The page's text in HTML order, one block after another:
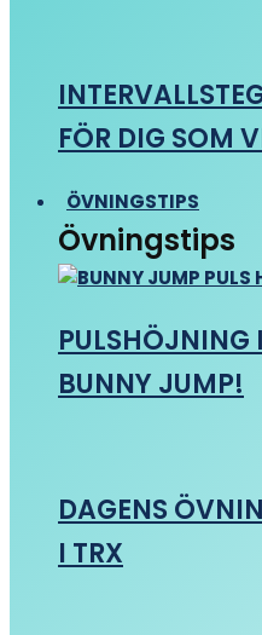
FÖR DIG SOM
ÖVNINGSTIPS
Övningstips
BUNNY JUMP!
DAGENS
I TRX